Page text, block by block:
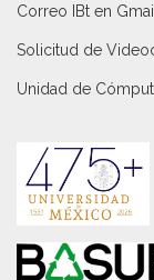
Correo IBt en Gmail
Solicitud de
Unidad de